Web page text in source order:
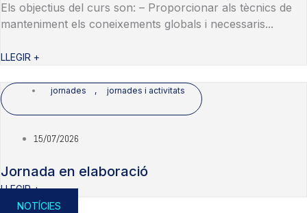
Els objectius del curs son: – Proporcionar als tècnics de
manteniment els coneixements globals i necessaris...
LLEGIR +
jornades , jornades i activitats
15/07/2026
Jornada en elaboració
LLEGIR +
NOTÍCIES